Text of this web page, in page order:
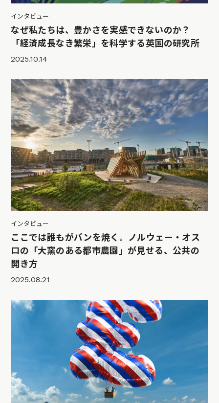
インタビュー
なぜ私たちは、豊かさを実感できないのか？
「経済成長なき繁栄」を科学する英国の研究所
2025.10.14
インタビュー
ここでは誰もがパンを焼く。ノルウェー・オス
ロの「大窯のある都市農園」が見せる、公共の
開き方
2025.08.21